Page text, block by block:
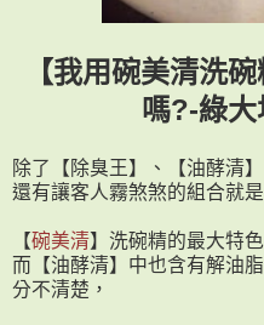
【我用碗美清洗
嗎?-綠大
除了【除臭王】、【油酵清
還有讓客人霧煞煞的組合就
【碗美清】洗碗精的最大特
而【油酵清】中也含有解油
分不清楚，